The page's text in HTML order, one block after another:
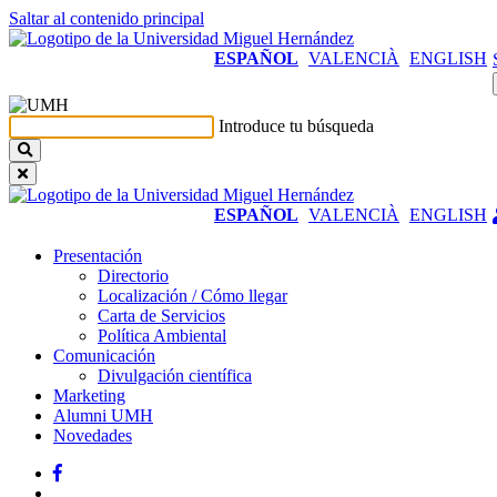
Saltar al contenido principal
ESPAÑOL VALENCIÀ ENGLISH
Introduce tu búsqueda
ESPAÑOL VALENCIÀ ENGLISH
Presentación
Presentación
Directorio
Localización / Cómo llegar
Carta de Servicios
Política Ambiental
Comunicación
Comunicación
Divulgación científica
Marketing
Alumni UMH
Novedades
Facebook